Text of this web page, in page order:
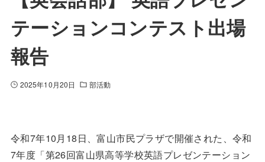
テーションコンテスト出場
報告
2025年10月20日 部活動
令和7年10月18日、富山市民プラザで開催された、令和
7年度「第26回富山県高等学校英語プレゼンテーション